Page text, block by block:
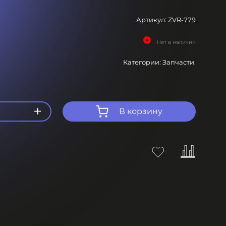
Артикул: ZVR-779
Нет в наличии
Категории: Запчасти.
В корзину
+